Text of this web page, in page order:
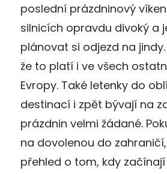
poslední prázdninový
silnicích opravdu divoký a
plánovat si odjezd na
že to platí i ve všech
Evropy. Také letenky do
destinací i zpět bývají na
prázdnin velmi žádané.
na dovolenou do
přehled o tom, kdy